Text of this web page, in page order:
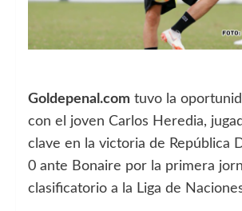
Goldepenal.com tuvo la
con el joven Carlos Heredia,
clave en la victoria de República
0 ante Bonaire por la primera
clasificatorio a la Liga de